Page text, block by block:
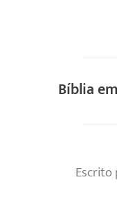
Bíblia